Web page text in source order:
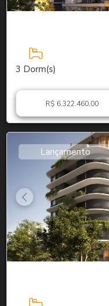
3 Dorm(s)
R$ 6.322.460,00
Lançamento